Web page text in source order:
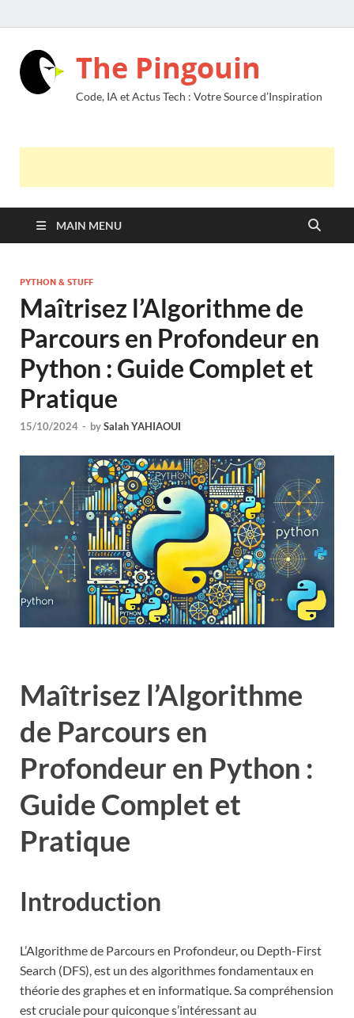
The Pingouin
Code, IA et Actus Tech : Votre Source d’Inspiration
MAIN MENU
PYTHON & STUFF
Maîtrisez l’Algorithme de
Parcours en Profondeur en
Python : Guide Complet et
Pratique
15/10/2024 - bySalah YAHIAOUI
Maîtrisez l’Algorithme
de Parcours en
Profondeur en Python :
Guide Complet et
Pratique
Introduction
L’Algorithme de Parcours en Profondeur, ou Depth-First
Search (DFS), est un des algorithmes fondamentaux en
théorie des graphes et en informatique. Sa compréhension
est cruciale pour quiconque s’intéressant au